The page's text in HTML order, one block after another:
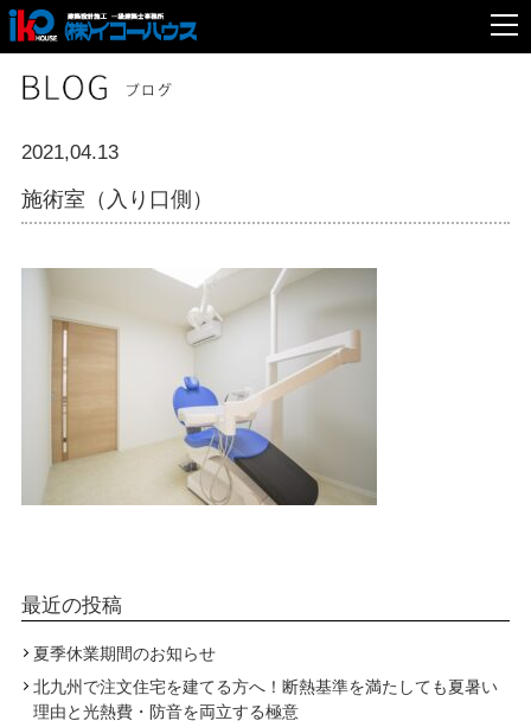
2021,04.13
施術室（入り口側）
最近の投稿
夏季休業期間のお知らせ
北九州で注文住宅を建てる方へ！断熱基準を満たしても夏暑い
理由と光熱費・防音を両立する極意